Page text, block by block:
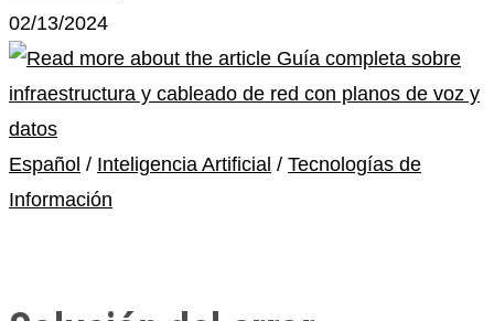
02/13/2024
Español / Inteligencia Artificial / Tecnologías de
Información